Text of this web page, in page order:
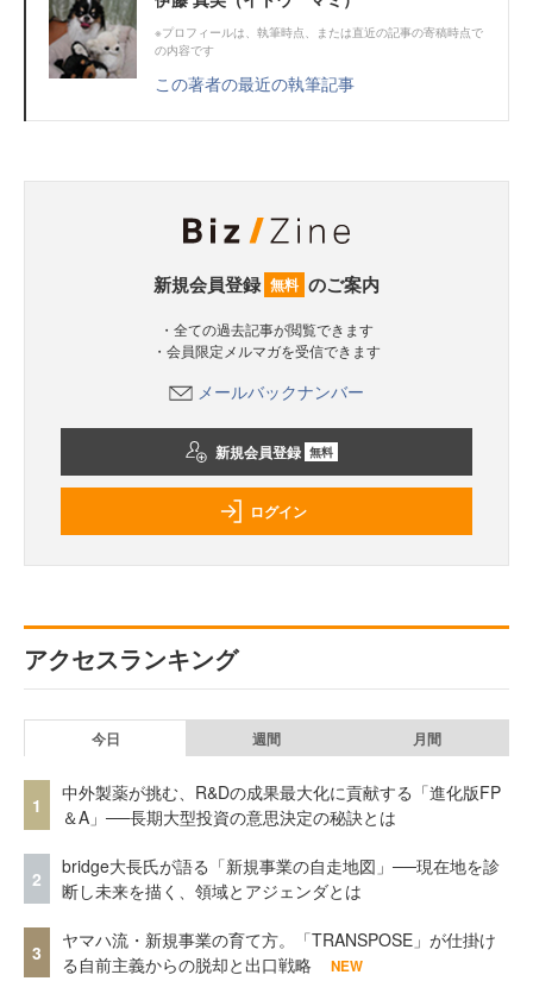
※プロフィールは、執筆時点、または直近の記事の寄稿時点で
の内容です
この著者の最近の執筆記事
新規会員登録 無料 のご案内
・全ての過去記事が閲覧できます
・会員限定メルマガを受信できます
メールバックナンバー
新規会員登録 無料
ログイン
アクセスランキング
今日 週間 月間
1
中外製薬が挑む、R&Dの成果最大化に貢献する「進化版FP
＆A」──長期大型投資の意思決定の秘訣とは
2
bridge大長氏が語る「新規事業の自走地図」──現在地を診
断し未来を描く、領域とアジェンダとは
3
ヤマハ流・新規事業の育て方。「TRANSPOSE」が仕掛け
る自前主義からの脱却と出口戦略
NEW